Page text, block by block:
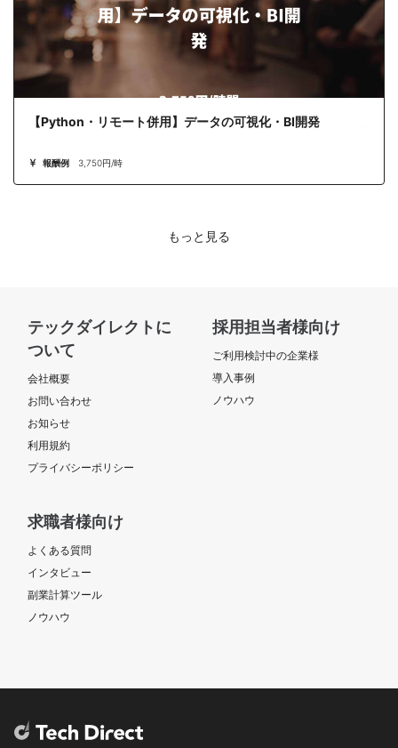
【Python・リモート併用】データの可視化・BI開発
報酬例 3,750円/時
もっと見る
テックダイレクトに
ついて
会社概要
お問い合わせ
お知らせ
利用規約
プライバシーポリシー
採用担当者様向け
ご利用検討中の企業様
導入事例
ノウハウ
求職者様向け
よくある質問
インタビュー
副業計算ツール
ノウハウ